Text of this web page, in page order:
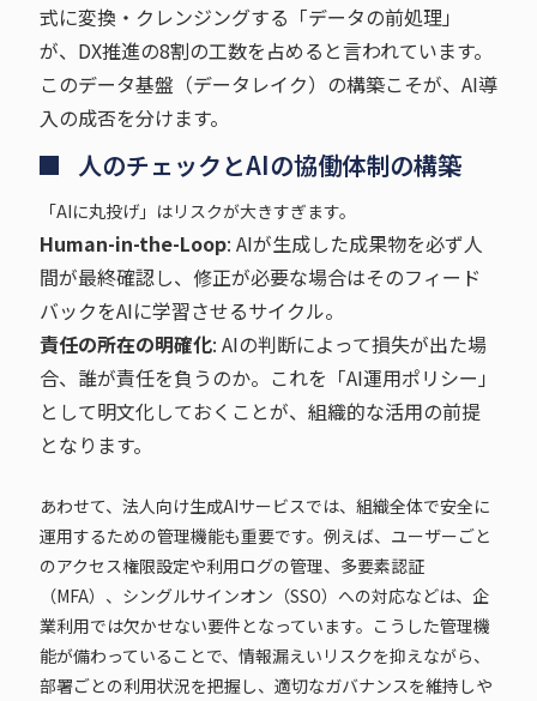
式に変換・クレンジングする「データの前処理」
が、DX推進の8割の工数を占めると言われています。
このデータ基盤（データレイク）の構築こそが、AI導
入の成否を分けます。
人のチェックとAIの協働体制の構築
「AIに丸投げ」はリスクが大きすぎます。
Human-in-the-Loop: AIが生成した成果物を必ず人
間が最終確認し、修正が必要な場合はそのフィード
バックをAIに学習させるサイクル。
責任の所在の明確化: AIの判断によって損失が出た場
合、誰が責任を負うのか。これを「AI運用ポリシー」
として明文化しておくことが、組織的な活用の前提
となります。
あわせて、法人向け生成AIサービスでは、組織全体で安全に
運用するための管理機能も重要です。例えば、ユーザーごと
のアクセス権限設定や利用ログの管理、多要素認証
（MFA）、シングルサインオン（SSO）への対応などは、企
業利用では欠かせない要件となっています。こうした管理機
能が備わっていることで、情報漏えいリスクを抑えながら、
部署ごとの利用状況を把握し、適切なガバナンスを維持しや